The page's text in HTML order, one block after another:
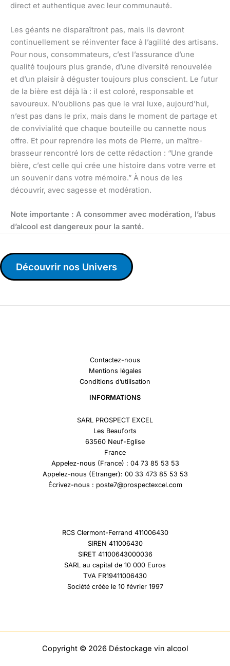
direct et authentique avec leur communauté.
Les géants ne disparaîtront pas, mais ils devront
continuellement se réinventer face à l’agilité des artisans.
Pour nous, consommateurs, c’est l’assurance d’une
qualité toujours plus grande, d’une diversité renouvelée
et d’un plaisir à déguster toujours plus conscient. Le futur
de la bière est déjà là : il est coloré, responsable et
savoureux. N’oublions pas que le vrai luxe, aujourd’hui,
n’est pas dans le prix, mais dans le moment de partage et
de convivialité que chaque bouteille ou cannette nous
offre. Et pour reprendre les mots de Pierre, un maître-
brasseur rencontré lors de cette rédaction : “Une grande
bière, c’est celle qui crée une histoire dans votre verre et
un souvenir dans votre mémoire.” À nous de les
découvrir, avec sagesse et modération.
Note importante : A consommer avec modération, l’abus
d’alcool est dangereux pour la santé.
Découvrir nos Univers
Contactez-nous
Mentions légales
Conditions d’utilisation
INFORMATIONS
SARL PROSPECT EXCEL
Les Beauforts
63560 Neuf-Eglise
France
Appelez-nous (France) : 04 73 85 53 53
Appelez-nous (Etranger): 00 33 473 85 53 53
Écrivez-nous : poste7@prospectexcel.com
RCS Clermont-Ferrand 411006430
SIREN 411006430
SIRET 41100643000036
SARL au capital de 10 000 Euros
TVA FR19411006430
Société créée le 10 février 1997
Copyright © 2026 Déstockage vin alcool